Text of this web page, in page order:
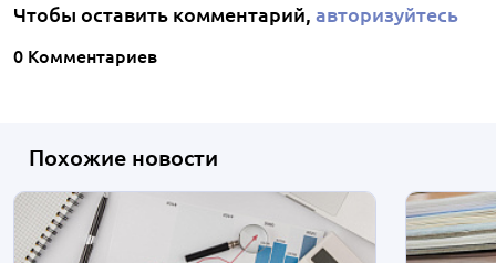
Чтобы оставить комментарий, авторизуйтесь
0 Комментариев
Похожие новости